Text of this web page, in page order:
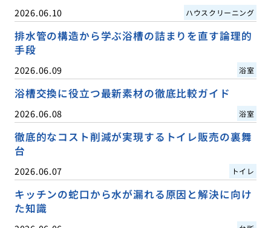
2026.06.10 ハウスクリーニング
排水管の構造から学ぶ浴槽の詰まりを直す論理的
手段
2026.06.09 浴室
浴槽交換に役立つ最新素材の徹底比較ガイド
2026.06.08 浴室
徹底的なコスト削減が実現するトイレ販売の裏舞
台
2026.06.07 トイレ
キッチンの蛇口から水が漏れる原因と解決に向け
た知識